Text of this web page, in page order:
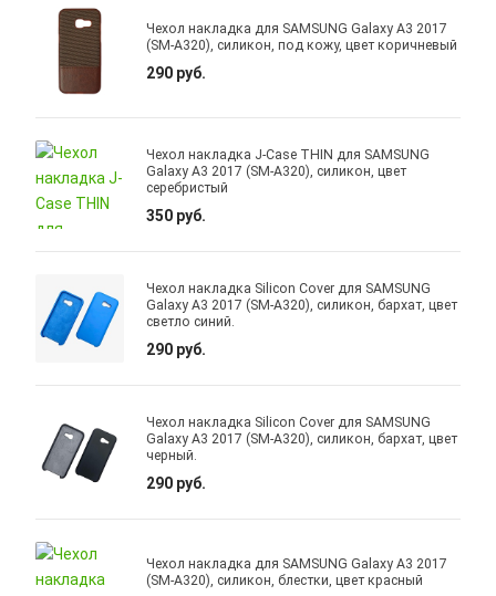
Чехол накладка для SAMSUNG Galaxy A3 2017
(SM-A320), силикон, под кожу, цвет коричневый
290 руб.
Чехол накладка J-Case THIN для SAMSUNG
Galaxy A3 2017 (SM-A320), силикон, цвет
серебристый
350 руб.
Чехол накладка Silicon Cover для SAMSUNG
Galaxy A3 2017 (SM-A320), силикон, бархат, цвет
светло синий.
290 руб.
Чехол накладка Silicon Cover для SAMSUNG
Galaxy A3 2017 (SM-A320), силикон, бархат, цвет
черный.
290 руб.
Чехол накладка для SAMSUNG Galaxy A3 2017
(SM-A320), силикон, блестки, цвет красный